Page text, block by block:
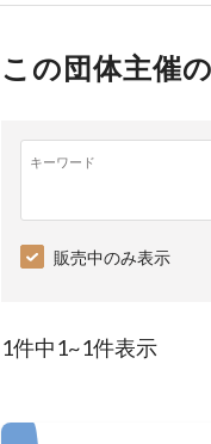
この団体主催
キーワード
販売中のみ表示
1件中1~1件表示